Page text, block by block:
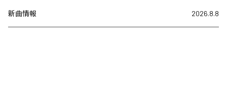
新曲情報 2026.8.8